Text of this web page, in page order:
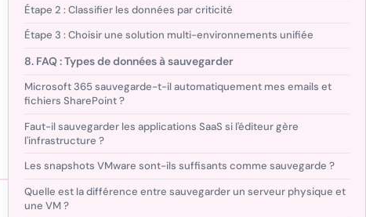
Étape 2 : Classifier les données par criticité
Étape 3 : Choisir une solution multi-environnements unifiée
8. FAQ : Types de données à sauvegarder
Microsoft 365 sauvegarde-t-il automatiquement mes emails et
fichiers SharePoint ?
Faut-il sauvegarder les applications SaaS si l'éditeur gère
l'infrastructure ?
Les snapshots VMware sont-ils suffisants comme sauvegarde ?
Quelle est la différence entre sauvegarder un serveur physique et
une VM ?